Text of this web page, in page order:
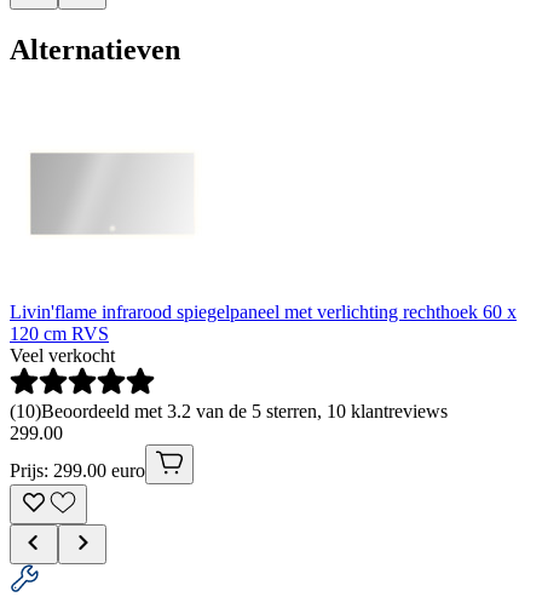
Alternatieven
Livin'flame infrarood spiegelpaneel met verlichting rechthoek 60 x
120 cm RVS
Veel verkocht
(10)Beoordeeld met 3.2 van de 5 sterren, 10 klantreviews
299.00
Prijs: 299.00 euro